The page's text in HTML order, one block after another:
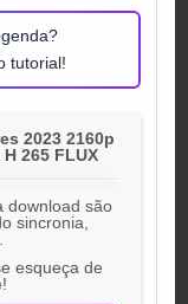
tutorial!
2023 2160p
265 FLUX
download são
sincronia,
esqueça de